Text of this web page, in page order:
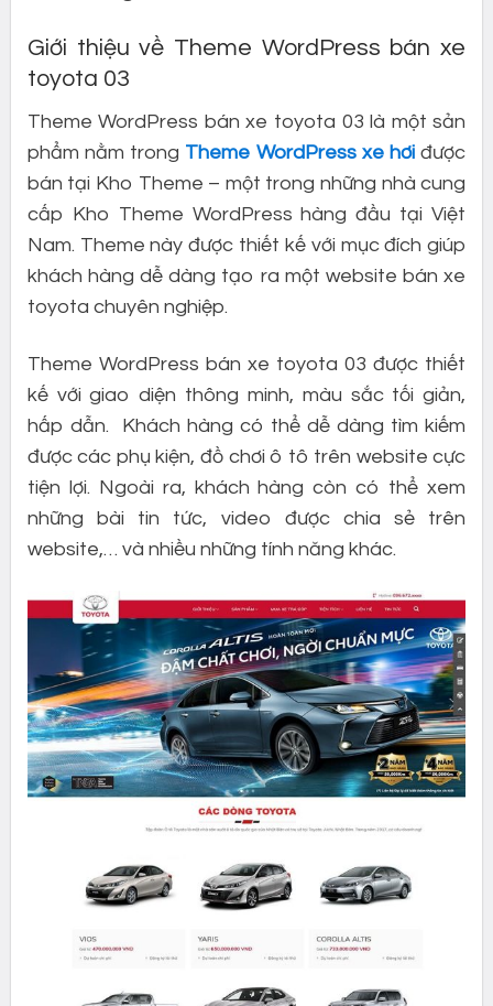
Giới thiệu về Theme WordPress bán xe
toyota 03
Theme WordPress bán xe toyota 03 là một sản
phẩm nằm trong Theme WordPress xe hơi được
bán tại Kho Theme – một trong những nhà cung
cấp Kho Theme WordPress hàng đầu tại Việt
Nam. Theme này được thiết kế với mục đích giúp
khách hàng dễ dàng tạo ra một website bán xe
toyota chuyên nghiệp.
Theme WordPress bán xe toyota 03 được thiết
kế với giao diện thông minh, màu sắc tối giản,
hấp dẫn. Khách hàng có thể dễ dàng tìm kiếm
được các phụ kiện, đồ chơi ô tô trên website cực
tiện lợi. Ngoài ra, khách hàng còn có thể xem
những bài tin tức, video được chia sẻ trên
website,… và nhiều những tính năng khác.